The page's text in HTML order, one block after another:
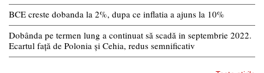
BCE creste dobanda la 2%, dupa ce inflatia a ajuns la 10%
Dobânda pe termen lung a continuat să scadă in septembrie 2022.
Ecartul față de Polonia și Cehia, redus semnificativ